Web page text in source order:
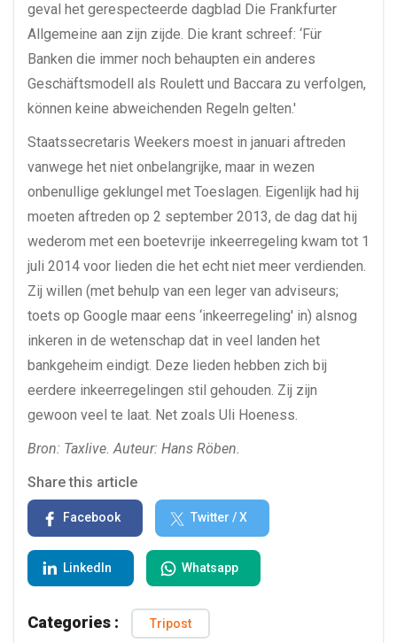
geval het gerespecteerde dagblad Die Frankfurter
Allgemeine aan zijn zijde. Die krant schreef: ‘Für
Banken die immer noch behaupten ein anderes
Geschäftsmodell als Roulett und Baccara zu verfolgen,
können keine abweichenden Regeln gelten.'
Staatssecretaris Weekers moest in januari aftreden
vanwege het niet onbelangrijke, maar in wezen
onbenullige geklungel met Toeslagen. Eigenlijk had hij
moeten aftreden op 2 september 2013, de dag dat hij
wederom met een boetevrije inkeerregeling kwam tot 1
juli 2014 voor lieden die het echt niet meer verdienden.
Zij willen (met behulp van een leger van adviseurs;
toets op Google maar eens ‘inkeerregeling' in) alsnog
inkeren in de wetenschap dat in veel landen het
bankgeheim eindigt. Deze lieden hebben zich bij
eerdere inkeerregelingen stil gehouden. Zij zijn
gewoon veel te laat. Net zoals Uli Hoeness.
Bron: Taxlive. Auteur: Hans Röben.
Share this article
Facebook Twitter / X
LinkedIn Whatsapp
Categories : Tripost